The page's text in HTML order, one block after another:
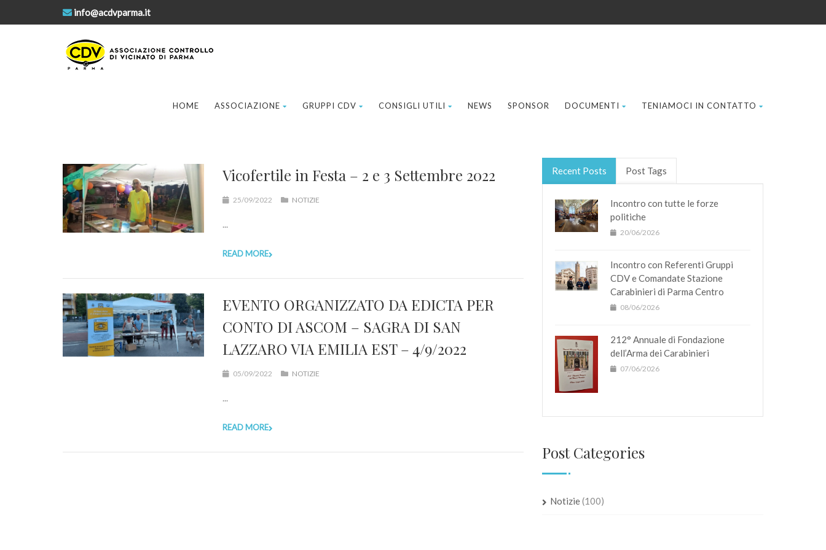
info@acdvparma.it
HOME ASSOCIAZIONE GRUPPI CDV CONSIGLI UTILI NEWS SPONSOR DOCUMENTI TENIAMOCI IN CONTATTO
Vicofertile in Festa – 2 e 3 Settembre 2022
25/09/2022 NOTIZIE
...
READ MORE
EVENTO ORGANIZZATO DA EDICTA PER
CONTO DI ASCOM – SAGRA DI SAN
LAZZARO VIA EMILIA EST – 4/9/2022
05/09/2022 NOTIZIE
...
READ MORE
Recent Posts Post Tags
Incontro con tutte le forze
politiche
20/06/2026
Incontro con Referenti Gruppi
CDV e Comandate Stazione
Carabinieri di Parma Centro
08/06/2026
212° Annuale di Fondazione
dell’Arma dei Carabinieri
07/06/2026
Post Categories
Notizie(100)